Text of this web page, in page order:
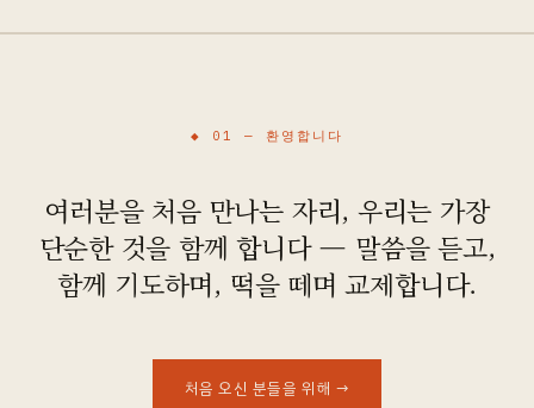
◆ 01 — 환영합니다
여러분을 처음 만나는 자리, 우리는 가장
단순한 것을 함께 합니다 — 말씀을 듣고,
함께 기도하며, 떡을 떼며 교제합니다.
처음 오신 분들을 위해 →